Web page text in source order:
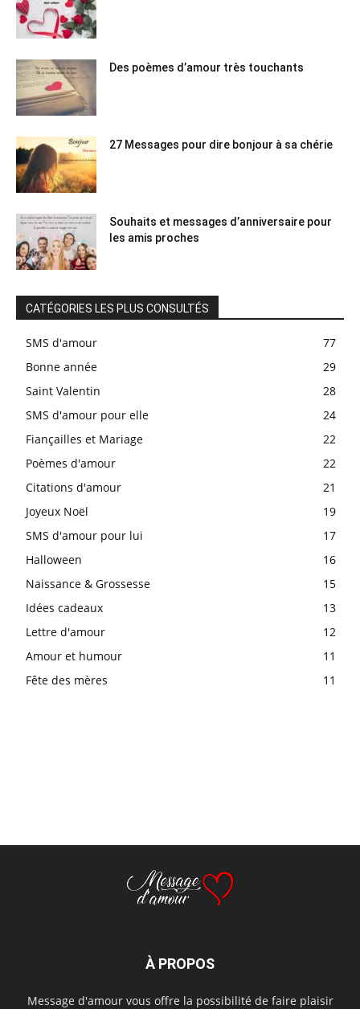
Des poèmes d’amour très touchants
27 Messages pour dire bonjour à sa chérie
Souhaits et messages d’anniversaire pour
les amis proches
CATÉGORIES LES PLUS CONSULTÉS
SMS d'amour
77
Bonne année
29
Saint Valentin
28
SMS d'amour pour elle
24
Fiançailles et Mariage
22
Poèmes d'amour
22
Citations d'amour
21
Joyeux Noël
19
SMS d'amour pour lui
17
Halloween
16
Naissance & Grossesse
15
Idées cadeaux
13
Lettre d'amour
12
Amour et humour
11
Fête des mères
11
À PROPOS
Message d'amour vous offre la possibilité de faire plaisir